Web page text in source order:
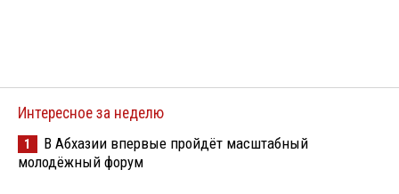
Интересное за неделю
1
В Абхазии впервые пройдёт масштабный
молодёжный форум